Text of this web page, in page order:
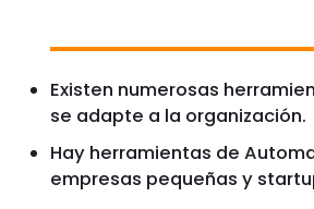
Existen numerosas
se adapte a la organización.
Hay herramientas de
empresas pequeñas y